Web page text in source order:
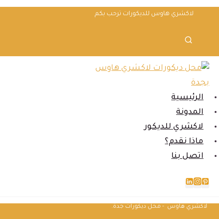
التجاوز
المحتوى
لاكشري هاوس للديكورات ترحب بكم
الرئيسية
المدونة
لاكشري للديكور
ماذا نقدم؟
اتصل بنا
لاكشري هاوس - محل ديكورات جدة.